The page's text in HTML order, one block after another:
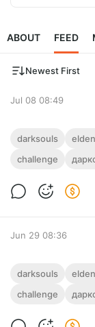
ABOUT FEED
Newest First
Jul 08 08:49
11-20
Hit
darksouls
challenge
Jun 29 08:36
1-10 Элден
darksouls
challenge